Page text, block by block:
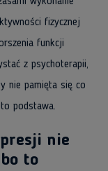
fizycznej
funkcji
z psychoterapii,
nie pamięta się co
podstawa.
nie
to